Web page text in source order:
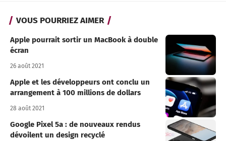
VOUS POURRIEZ AIMER
Apple pourrait sortir un MacBook à double
écran
26 août 2021
Apple et les développeurs ont conclu un
arrangement à 100 millions de dollars
28 août 2021
Google Pixel 5a : de nouveaux rendus
dévoilent un design recyclé